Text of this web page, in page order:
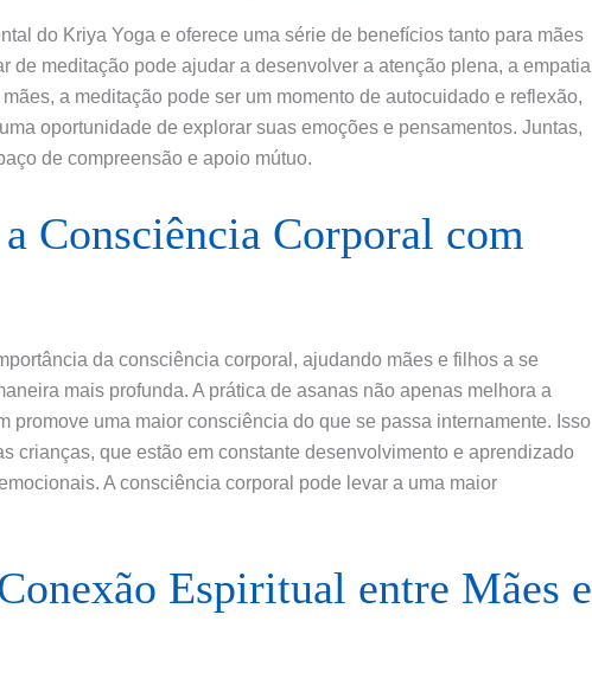
do Kriya Yoga e oferece uma série de benefícios tanto para mães
de meditação pode ajudar a desenvolver a atenção plena, a empatia
a meditação pode ser um momento de autocuidado e reflexão,
oportunidade de explorar suas emoções e pensamentos. Juntas,
de compreensão e apoio mútuo.
Consciência Corporal com
da consciência corporal, ajudando mães e filhos a se
mais profunda. A prática de asanas não apenas melhora a
promove uma maior consciência do que se passa internamente. Isso
crianças, que estão em constante desenvolvimento e aprendizado
A consciência corporal pode levar a uma maior
Espiritual entre Mães e